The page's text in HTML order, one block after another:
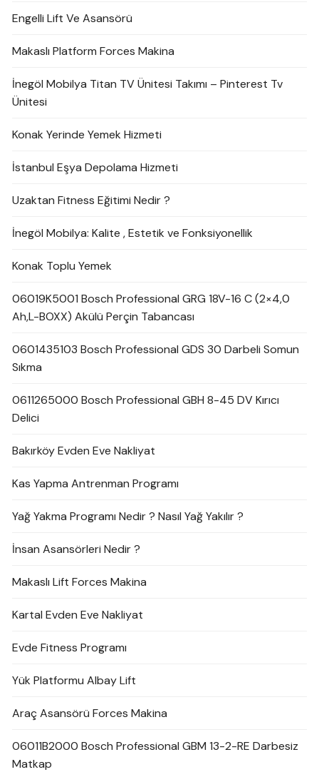
Engelli Lift Ve Asansörü
Makaslı Platform Forces Makina
İnegöl Mobilya Titan TV Ünitesi Takımı – Pinterest Tv
Ünitesi
Konak Yerinde Yemek Hizmeti
İstanbul Eşya Depolama Hizmeti
Uzaktan Fitness Eğitimi Nedir ?
İnegöl Mobilya: Kalite , Estetik ve Fonksiyonellik
Konak Toplu Yemek
06019K5001 Bosch Professional GRG 18V-16 C (2×4,0
Ah,L-BOXX) Akülü Perçin Tabancası
0601435103 Bosch Professional GDS 30 Darbeli Somun
Sıkma
0611265000 Bosch Professional GBH 8-45 DV Kırıcı
Delici
Bakırköy Evden Eve Nakliyat
Kas Yapma Antrenman Programı
Yağ Yakma Programı Nedir ? Nasıl Yağ Yakılır ?
İnsan Asansörleri Nedir ?
Makaslı Lift Forces Makina
Kartal Evden Eve Nakliyat
Evde Fitness Programı
Yük Platformu Albay Lift
Araç Asansörü Forces Makina
06011B2000 Bosch Professional GBM 13-2-RE Darbesiz
Matkap